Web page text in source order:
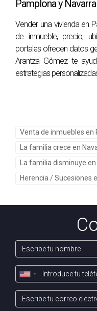
propiedades similares
ayudará a establecer
¿Qué debo hacer
debajo del precio
Evalúa la oferta y
oportunidades y
adecuada y una
gratificante.
REFLEXIÓN
Vender tu piso en
transacciones y
abrir nuevas puertas.
conocimiento de los
Pamplona y
Vender una vivienda en
de inmueble, precio,
portales ofrecen datos
Arantza Gómez te
estrategias
Venta de inmuebles en
La familia crece en
La familia disminuye
Herencia / Sucesiones